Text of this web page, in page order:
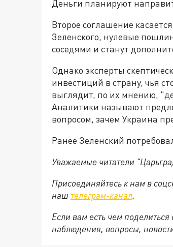
Деньги планируют
Второе соглашение
Зеленского, нулевые
соседями и станут
Однако эксперты
инвестиций в страну, чья
выглядит, по их мнению,
Аналитики называют
вопросом, зачем Украина
Ранее Зеленский
Уважаемые читатели
Присоединяйтесь к нам в
наш телеграм-канал.
Если вам есть чем
наблюдения, вопросы,